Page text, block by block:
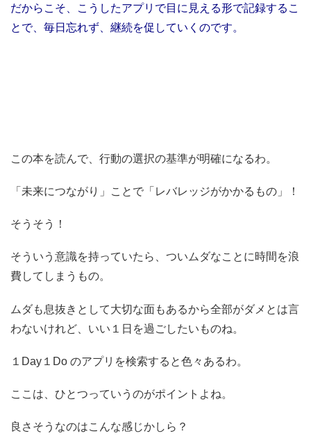
だからこそ、こうしたアプリで目に見える形で記録するこ
とで、毎日忘れず、継続を促していくのです。
この本を読んで、行動の選択の基準が明確になるわ。
「未来につながり」ことで「レバレッジがかかるもの」！
そうそう！
そういう意識を持っていたら、ついムダなことに時間を浪
費してしまうもの。
ムダも息抜きとして大切な面もあるから全部がダメとは言
わないけれど、いい１日を過ごしたいものね。
１Day１Do のアプリを検索すると色々あるわ。
ここは、ひとつっていうのがポイントよね。
良さそうなのはこんな感じかしら？